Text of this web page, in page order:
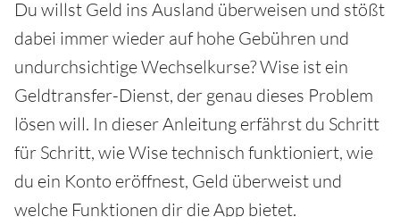
Du willst Geld ins Ausland überweisen und stößt
dabei immer wieder auf hohe Gebühren und
undurchsichtige Wechselkurse? Wise ist ein
Geldtransfer-Dienst, der genau dieses Problem
lösen will. In dieser Anleitung erfährst du Schritt
für Schritt, wie Wise technisch funktioniert, wie
du ein Konto eröffnest, Geld überweist und
welche Funktionen dir die App bietet.